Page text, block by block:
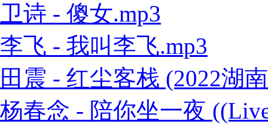
卫诗 - 傻女.mp3
李飞 - 我叫李飞.mp3
田震 - 红尘客栈 (2022湖
杨春念 - 陪你坐一夜